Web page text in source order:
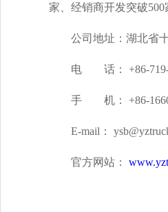
家、经销商开发突破
公司地址：湖北省
电 话： +86-719-
手 机： +86-
E-mail：
官方网站：